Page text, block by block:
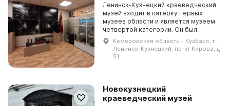
Ленинск-Кузнецкий краеведческий
музей входит в пятерку первых
музеев области и является музеем
четвертой категории. Он был
основан в 1934 году
постановлением Городского
Совета № 954 от 1 декабря, на о...
Кемеровская область - Кузбасс, г
Ленинск-Кузнецкий, пр-кт Кирова, д
51
Новокузнецкий
краеведческий музей